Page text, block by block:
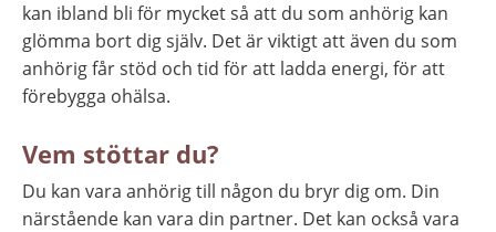
kan ibland bli för mycket så att du som anhörig kan
glömma bort dig själv. Det är viktigt att även du som
anhörig får stöd och tid för att ladda energi, för att
förebygga ohälsa.
Vem stöttar du?
Du kan vara anhörig till någon du bryr dig om. Din
närstående kan vara din partner. Det kan också vara